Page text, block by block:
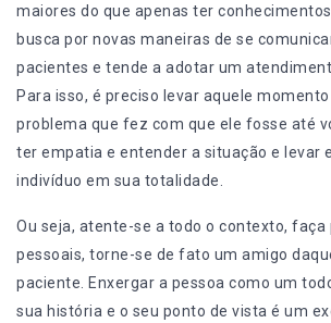
maiores do que apenas ter
busca por novas maneiras de se
pacientes e tende a adotar um
Para isso, é preciso levar aquele
problema que fez com que ele fosse até
ter empatia e entender a situação e levar
indivíduo em sua totalidade.
Ou seja, atente-se a todo o contexto, faça
pessoais, torne-se de fato um amigo
paciente. Enxergar a pessoa como um
sua história e o seu ponto de vista é um